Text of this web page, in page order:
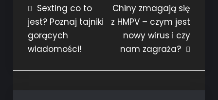
Nawigacja
wpisu
Sexting co to
jest? Poznaj tajniki
gorących
wiadomości!
Chiny zmagają się
z HMPV – czym jest
nowy wirus i czy
nam zagraża?